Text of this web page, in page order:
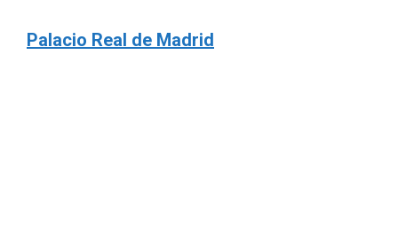
Palacio Real de Madrid